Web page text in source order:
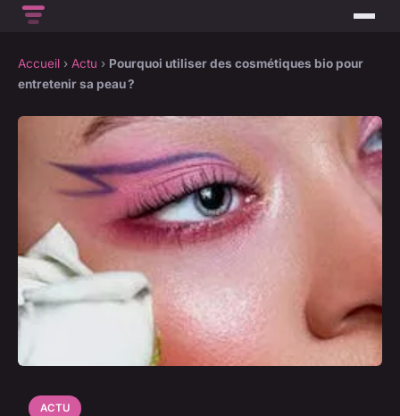
Accueil › Actu › Pourquoi utiliser des cosmétiques bio pour
entretenir sa peau ?
ACTU